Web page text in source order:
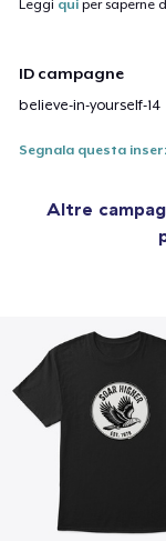
Leggi qui per saperne
ID campagne
believe-in-yourself-14
Segnala questa
Altre